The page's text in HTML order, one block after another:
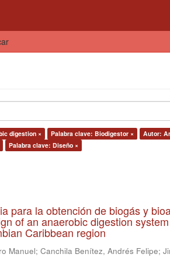
digestion × Palabra clave: Biodigestor ×
Autor:
Palabra clave: Diseño ×
para la obtención de biogás y
of an anaerobic digestion
Caribbean region
Manuel; Canchila Benítez, Andrés Felipe;